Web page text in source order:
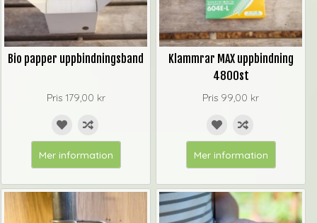
Bio papper uppbindningsband
Pris 179,00 kr
Mer information
Klammrar MAX uppbindning
4800st
Pris 99,00 kr
Mer information